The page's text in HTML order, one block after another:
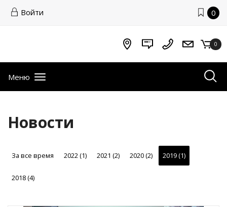
Войти 0
0
Меню
Новости
За все время 2022 (1) 2021 (2) 2020 (2) 2019 (1)
2018 (4)